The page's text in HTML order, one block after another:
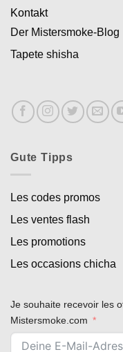
Kontakt
Der Mistersmoke-Blog
Tapete shisha
Gute Tipps
Les codes promos
Les ventes flash
Les promotions
Les occasions chicha
Je souhaite recevoir les
Mistersmoke.com